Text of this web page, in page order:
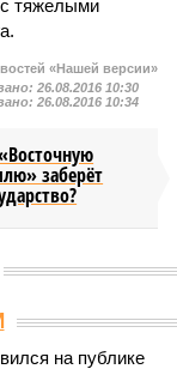
тяжелыми
«Нашей версии»
26.08.2016 10:30
26.08.2016 10:34
заберёт
на публике